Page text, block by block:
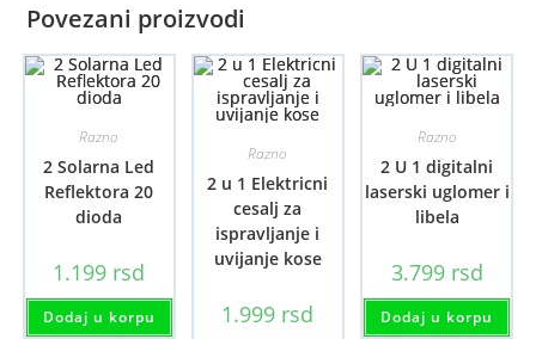
Povezani proizvodi
Razno
2 Solarna Led
Reflektora 20
dioda
1.199 rsd
Dodaj u korpu
Razno
2 u 1 Elektricni
cesalj za
ispravljanje i
uvijanje kose
1.999 rsd
Razno
2 U 1 digitalni
laserski uglomer i
libela
3.799 rsd
Dodaj u korpu